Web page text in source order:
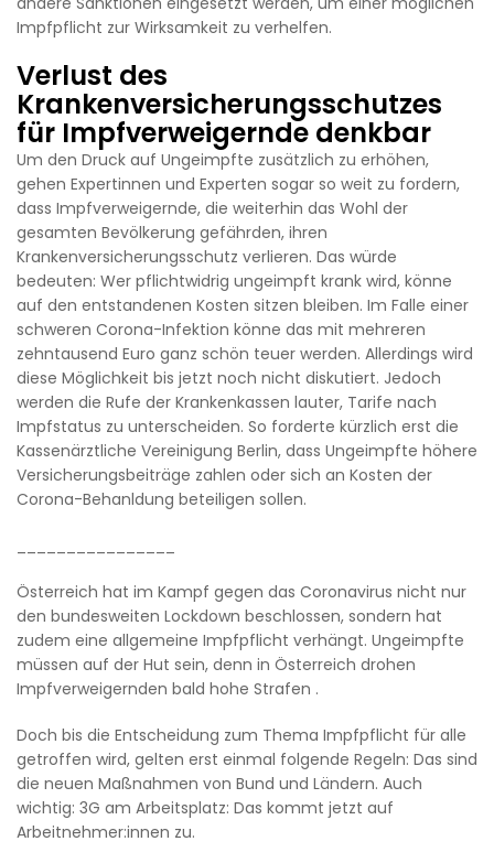
Impfpflicht zur Wirksamkeit zu verhelfen.
Verlust des
Krankenversicherungsschutzes
für Impfverweigernde denkbar
Um den Druck auf Ungeimpfte zusätzlich zu erhöhen,
gehen Expertinnen und Experten sogar so weit zu fordern,
dass Impfverweigernde, die weiterhin das Wohl der
gesamten Bevölkerung gefährden, ihren
Krankenversicherungsschutz verlieren. Das würde
bedeuten: Wer pflichtwidrig ungeimpft krank wird, könne
auf den entstandenen Kosten sitzen bleiben. Im Falle einer
schweren Corona-Infektion könne das mit mehreren
zehntausend Euro ganz schön teuer werden. Allerdings wird
diese Möglichkeit bis jetzt noch nicht diskutiert. Jedoch
werden die Rufe der Krankenkassen lauter, Tarife nach
Impfstatus zu unterscheiden. So forderte kürzlich erst die
Kassenärztliche Vereinigung Berlin, dass Ungeimpfte höhere
Versicherungsbeiträge zahlen oder sich an Kosten der
Corona-Behanldung beteiligen sollen.
Österreich hat im Kampf gegen das Coronavirus nicht nur
den bundesweiten Lockdown beschlossen, sondern hat
zudem eine allgemeine Impfpflicht verhängt. Ungeimpfte
müssen auf der Hut sein, denn in Österreich drohen
Impfverweigernden bald hohe Strafen .
Doch bis die Entscheidung zum Thema Impfpflicht für alle
getroffen wird, gelten erst einmal folgende Regeln: Das sind
die neuen Maßnahmen von Bund und Ländern. Auch
wichtig: 3G am Arbeitsplatz: Das kommt jetzt auf
Arbeitnehmer:innen zu.